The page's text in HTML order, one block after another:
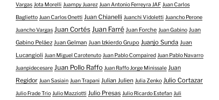
Vargas Jota Morelli Juampy Juarez Juan Antonio Ferreyra JAF Juan Carlos
Baglietto Juan Carlos Onetti Juan Chianelli Juanchi Vidoletti Juancho Perone
Juancho Vargas Juan Cortés Juan Farré Juan Forche Juan Gabino Juan
Gabino Peláez Juan Gelman Juan Izkierdo Grupo Juanjo Sunda Juan
Lucangioli Juan Miguel Carotenuto Juan Pablo Compaired Juan Pablo Navarro
Juanpidecesare Juan Pollo Raffo Juan Raffo Jorge Minissale Juan
Regidor Juan Sasiain Juan Trapani Julian Julien Julia Zenko Julio Cortazar
Julio Frade Trio Julio Mazziotti Julio Presas Julio Ricardo Estefan Juli